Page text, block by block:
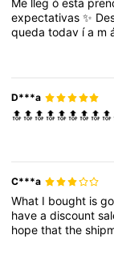
Me llegóesta
expectativas✨
quedatodav ía m
obsesionada😍
D***a
C***a
What I bought is
haveadiscount
hopethatthe